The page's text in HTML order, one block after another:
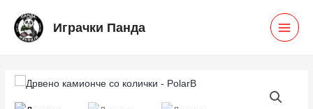
content
Играчки Панда
Дрвено
камионче